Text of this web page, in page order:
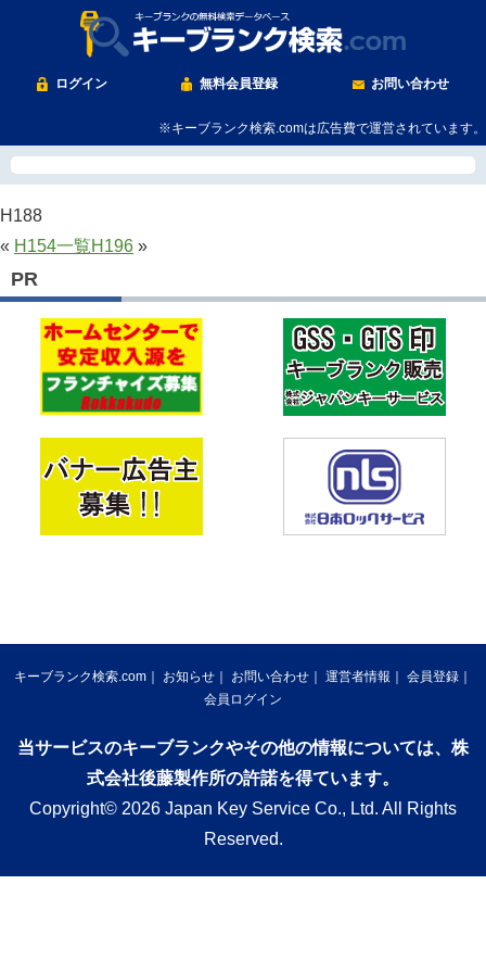
ログイン 無料会員登録 お問い合わせ
※キーブランク検索.comは広告費で運営されています。
H188
« H154一覧H196 »
PR
キーブランク検索.com お知らせ お問い合わせ 運営者情報
会員登録
会員ログイン
当サービスのキーブランクやその他の情報については、株
式会社後藤製作所の許諾を得ています。
Copyright© 2026 Japan Key Service Co., Ltd. All Rights
Reserved.